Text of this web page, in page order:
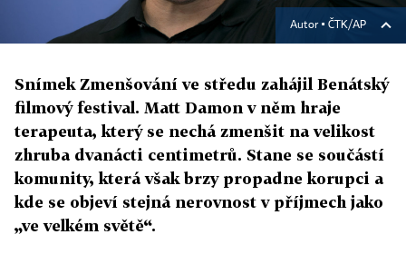
Autor ▪ ČTK/AP
Snímek Zmenšování ve středu zahájil Benátský
filmový festival. Matt Damon v něm hraje
terapeuta, který se nechá zmenšit na velikost
zhruba dvanácti centimetrů. Stane se součástí
komunity, která však brzy propadne korupci a
kde se objeví stejná nerovnost v příjmech jako
„ve velkém světě“.